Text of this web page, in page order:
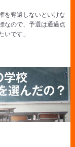
を奪還しないといけな
なので、予選は通過点
です」